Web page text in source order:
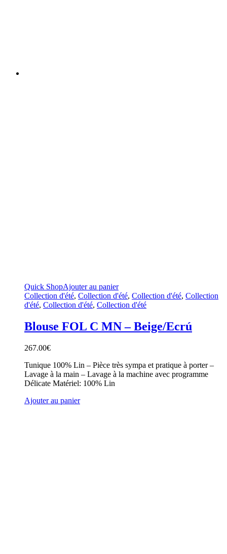
Quick ShopAjouter au panier
Collection d'été, Collection d'été, Collection d'été, Collection
d'été, Collection d'été, Collection d'été
Blouse FOL C MN – Beige/Ecrú
267.00€
Tunique 100% Lin – Pièce très sympa et pratique à porter –
Lavage à la main – Lavage à la machine avec programme
Délicate Matériel: 100% Lin
Ajouter au panier